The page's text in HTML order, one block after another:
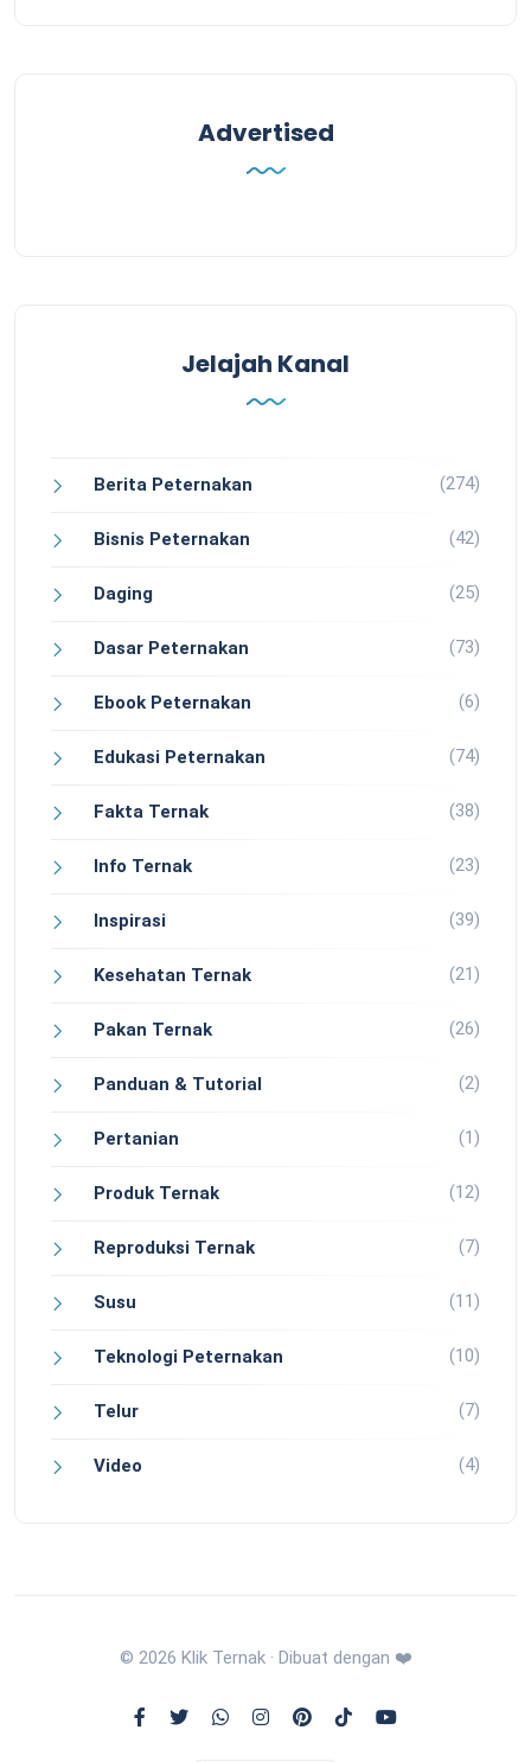
Advertised
Jelajah Kanal
Berita Peternakan (274)
Bisnis Peternakan (42)
Daging (25)
Dasar Peternakan (73)
Ebook Peternakan (6)
Edukasi Peternakan (74)
Fakta Ternak (38)
Info Ternak (23)
Inspirasi (39)
Kesehatan Ternak (21)
Pakan Ternak (26)
Panduan & Tutorial (2)
Pertanian (1)
Produk Ternak (12)
Reproduksi Ternak (7)
Susu (11)
Teknologi Peternakan (10)
Telur (7)
Video (4)
© 2026 Klik Ternak · Dibuat dengan ❤️